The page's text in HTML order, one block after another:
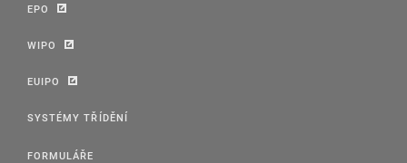
EPO
WIPO
EUIPO
SYSTÉMY TŘÍDĚNÍ
FORMULÁŘE